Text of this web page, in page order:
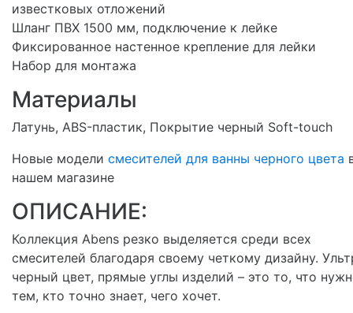
известковых отложений
Шланг ПВХ 1500 мм, подключение к лейке
Фиксированное настенное крепление для лейки
Набор для монтажа
Материалы
Латунь, ABS-пластик, Покрытие черный Soft-touch
Новые модели смесителей для ванны черного цвета
нашем магазине
ОПИСАНИЕ:
Коллекция Abens резко выделяется среди всех
смесителей благодаря своему четкому дизайну.
черный цвет, прямые углы изделий – это то, что
тем, кто точно знает, чего хочет.